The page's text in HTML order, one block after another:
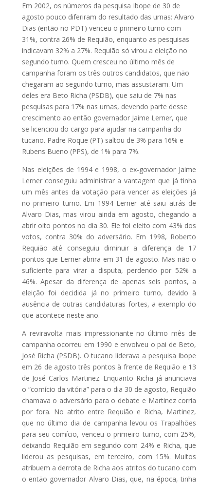
Em 2002, os números da pesquisa Ibope de 30 de
agosto pouco diferiram do resultado das urnas: Alvaro
Dias (então no PDT) venceu o primeiro turno com
31%, contra 26% de Requião, enquanto as pesquisas
indicavam 32% a 27%. Requião só virou a eleição no
segundo turno. Quem cresceu no último mês de
campanha foram os três outros candidatos, que não
chegaram ao segundo turno, mas assustaram. Um
deles era Beto Richa (PSDB), que saiu de 7% nas
pesquisas para 17% nas urnas, devendo parte desse
crescimento ao então governador Jaime Lerner, que
se licenciou do cargo para ajudar na campanha do
tucano. Padre Roque (PT) saltou de 3% para 16% e
Rubens Bueno (PPS), de 1% para 7%.
Nas eleições de 1994 e 1998, o ex-governador Jaime
Lerner conseguiu administrar a vantagem que já tinha
um mês antes da votação para vencer as eleições já
no primeiro turno. Em 1994 Lerner até saiu atrás de
Alvaro Dias, mas virou ainda em agosto, chegando a
abrir oito pontos no dia 30. Ele foi eleito com 43% dos
votos, contra 30% do adversário. Em 1998, Roberto
Requião até conseguiu diminuir a diferença de 17
pontos que Lerner abrira em 31 de agosto. Mas não o
suficiente para virar a disputa, perdendo por 52% a
46%. Apesar da diferença de apenas seis pontos, a
eleição foi decidida já no primeiro turno, devido à
ausência de outras candidaturas fortes, a exemplo do
que acontece neste ano.
A reviravolta mais impressionante no último mês de
campanha ocorreu em 1990 e envolveu o pai de Beto,
José Richa (PSDB). O tucano liderava a pesquisa Ibope
em 26 de agosto três pontos à frente de Requião e 13
de José Carlos Martinez. Enquanto Richa já anunciava
o “comício da vitória” para o dia 30 de agosto, Requião
chamava o adversário para o debate e Martinez corria
por fora. No atrito entre Requião e Richa, Martinez,
que no último dia de campanha levou os Trapalhões
para seu comício, venceu o primeiro turno, com 25%,
deixando Requião em segundo com 24% e Richa, que
liderou as pesquisas, em terceiro, com 15%. Muitos
atribuem a derrota de Richa aos atritos do tucano com
o então governador Alvaro Dias, que, na época, tinha